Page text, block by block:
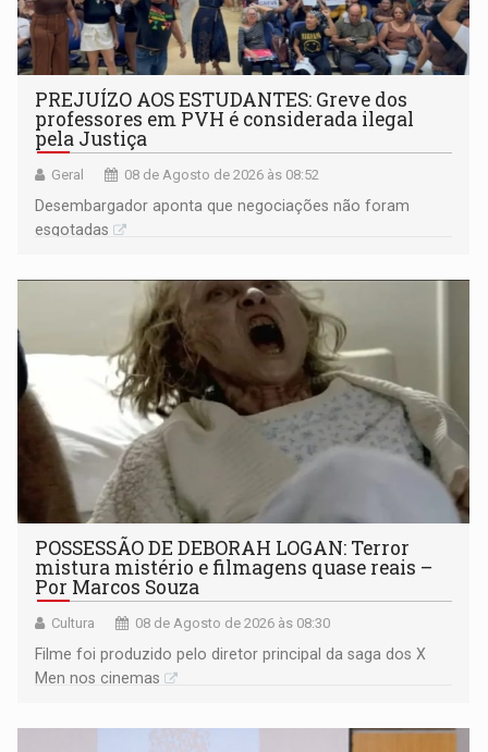
PREJUÍZO AOS ESTUDANTES: Greve dos
professores em PVH é considerada ilegal
pela Justiça
Geral 08 de Agosto de 2026 às 08:52
Desembargador aponta que negociações não foram
esgotadas
POSSESSÃO DE DEBORAH LOGAN: Terror
mistura mistério e filmagens quase reais –
Por Marcos Souza
Cultura 08 de Agosto de 2026 às 08:30
Filme foi produzido pelo diretor principal da saga dos X
Men nos cinemas